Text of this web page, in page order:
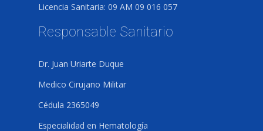
Licencia Sanitaria: 09 AM 09 016 057
Responsable Sanitario
Dr. Juan Uriarte Duque
Medico Cirujano Militar
Cédula 2365049
Especialidad en Hematología